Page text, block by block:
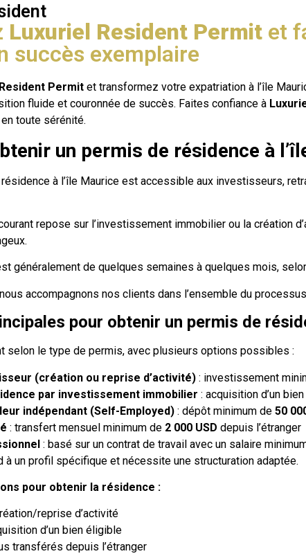
Luxuriel Resident Permit et
succès exemplaire
Permit et transformez votre expatriation à l’île
fluide et couronnée de succès. Faites confiance à
en toute sérénité.
un permis de résidence à
à l’île Maurice est accessible aux investisseurs,
repose sur l’investissement immobilier ou la création
généralement de quelques semaines à quelques mois,
accompagnons nos clients dans l’ensemble du
pour obtenir un permis de
selon le type de permis, avec plusieurs options possibles :
(création ou reprise d’activité) : investissement
par investissement immobilier : acquisition d’un
indépendant (Self-Employed) : dépôt minimum de 50
: transfert mensuel minimum de 2 000 USD depuis l’étranger
: basé sur un contrat de travail avec un salaire
à un profil spécifique et nécessite une structuration adaptée.
pour obtenir la résidence :
reprise d’activité
d’un bien éligible
transférés depuis l’étranger